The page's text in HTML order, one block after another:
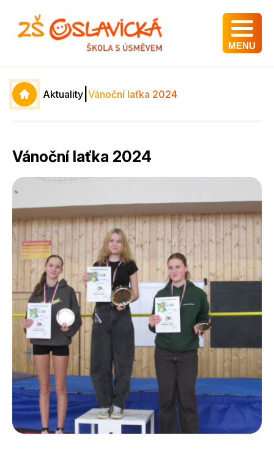
MENU
Aktuality Vánoční laťka 2024
Vánoční laťka 2024